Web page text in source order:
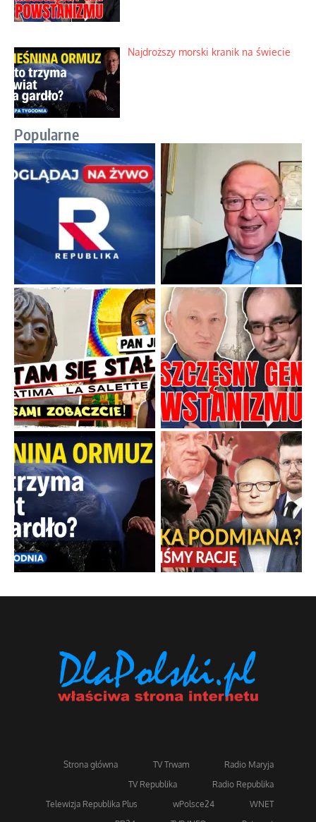
Najdroższy morski kranik na świecie
Popularne
Strona główna TV Trwam
Radio Maryja
TV Republika
Radio Republika
Telewizja Republika Plus
wPolsce24
WNET